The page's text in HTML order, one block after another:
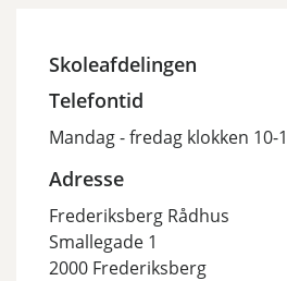
Skoleafdelingen
Telefontid
Mandag - fredag klokken 10-
Adresse
Frederiksberg Rådhus
Smallegade 1
2000 Frederiksberg